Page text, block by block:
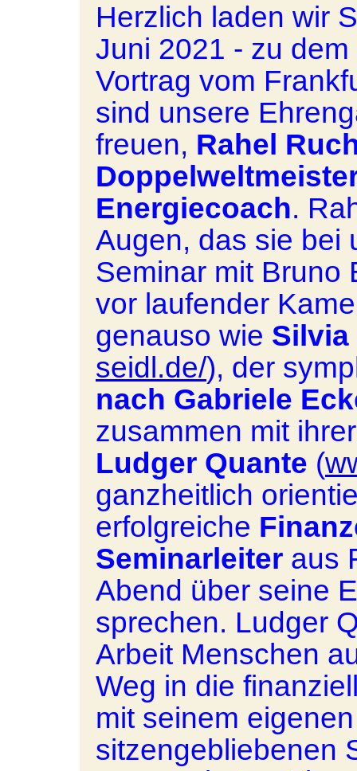
Herzlich laden wir
Juni 2021 - zu
Vortrag vom
sind unsere
freuen, Rahel
Energiecoach.
Augen, das sie bei
Seminar mit Bruno
vor laufender
genauso wie Silvia
seidl.de/), der
nach Gabriele
zusammen mit
Ludger Quante (
ganzheitlich
erfolgreiche
Seminarleiter aus
Abend über seine
sprechen. Ludger
Arbeit Menschen
Weg in die
mit seinem
sitzengebliebenen